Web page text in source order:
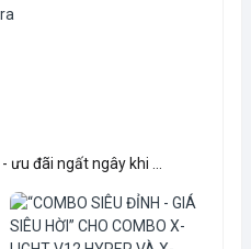
ưu đãi ngất ngây khi ...